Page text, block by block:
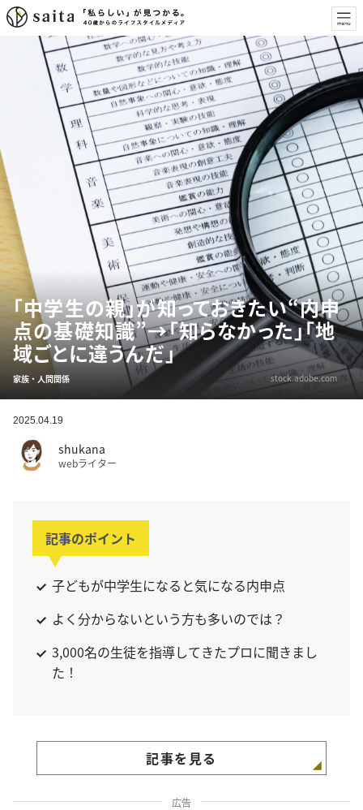
「中学生の親」が知っておきたい“内申
点の基礎知識”→「知らなかった」「地
域ごとに違うんだ」
家族・人間関係 stock.adobe.com
2025.04.19
shukana
webライター
記事のポイント
子どもが中学生になると気になる内申点
よく分からないという方も多いのでは？
3,000名の生徒を指導してきたプロに聞きまし
た！
記事を見る
広告